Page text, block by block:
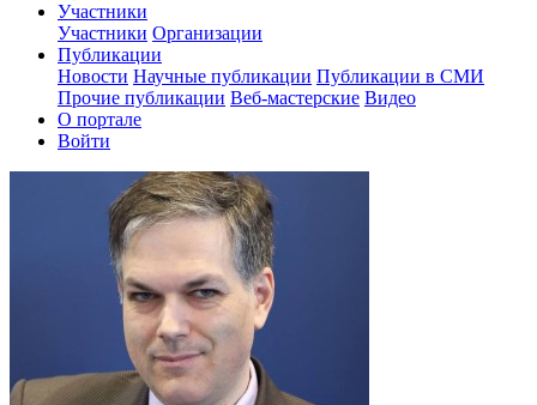
Участники
Участники Организации
Публикации
Новости Научные публикации Публикации в СМИ
Прочие публикации Веб-мастерские Видео
О портале
Войти